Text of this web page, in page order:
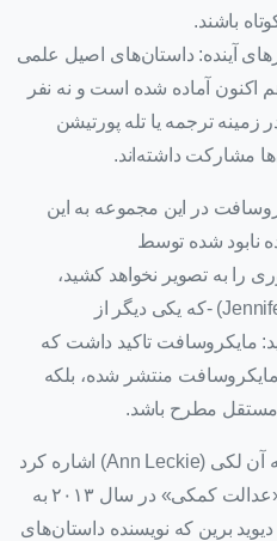
باشند.
آینده: داستان‌های اصیل علمی
اکنون آماده شده است و نه نفر
زمینه ترجمه یا تله پورتیشن
مشارکت داشته‌اند.
در این مجموعه به این
نابود شده توسط
را به تصویر نخواهد کشید،
اما جنیفر هنشا (Jennifer Henshaw) -که یکی دیگر از
مایکروسافت تاکید داشت که
منتشر شده، بلکه
مستقل مطرح باشد.
در میان این نویسندگان می‌توان به آن لکی (Ann Leckie) اشاره کرد
که جوایزی را برای نوشتن کتاب «عدالت کمکی» در سال ۲۰۱۳ به
برین که نویسنده داستان‌های